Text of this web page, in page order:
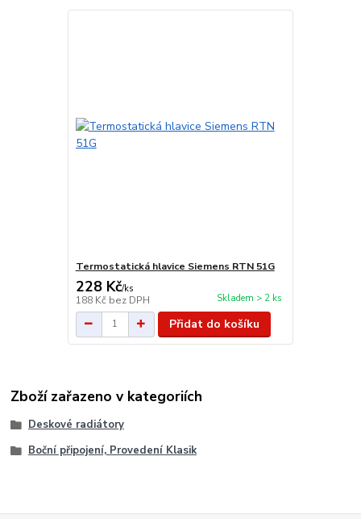
Termostatická hlavice Siemens RTN 51G
228 Kč/ks
188 Kč bez DPH Skladem > 2 ks
Přidat do košíku
Zboží zařazeno v kategoriích
Deskové radiátory
Boční připojení, Provedení Klasik